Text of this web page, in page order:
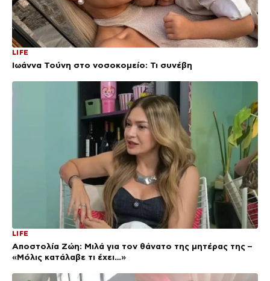
LIFE
Ιωάννα Τούνη στο νοσοκομείο: Τι συνέβη
LIFE
Αποστολία Ζώη: Μιλά για τον θάνατο της μητέρας της –
«Μόλις κατάλαβε τι έχει…»